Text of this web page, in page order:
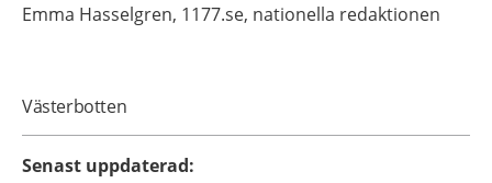
Emma Hasselgren, 1177.se, nationella redaktionen
Västerbotten
Senast uppdaterad: